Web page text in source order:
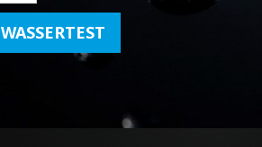
WASSERTEST